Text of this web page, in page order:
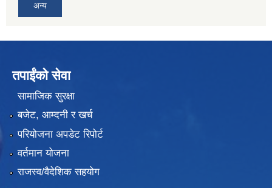
अन्य
तपाईंको सेवा
सामाजिक सुरक्षा
बजेट, आम्दनी र खर्च
परियोजना अपडेट रिपोर्ट
वर्तमान योजना
राजस्व/वैदेशिक सहयोग